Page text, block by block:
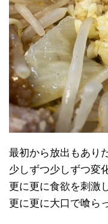
最初から放出もあり
少しずつ少しずつ変
更に更に食欲を刺激
更に更に大口で喰ら